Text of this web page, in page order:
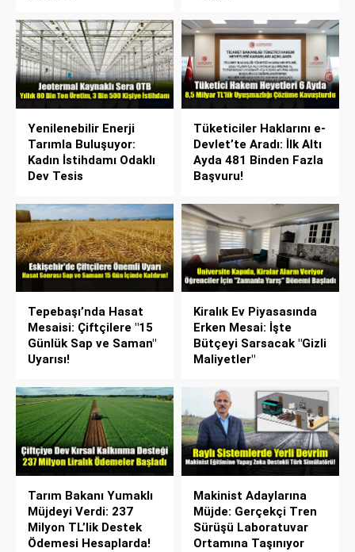
Yenilenebilir Enerji
Tarımla Buluşuyor:
Kadın İstihdamı Odaklı
Dev Tesis
Tüketiciler Haklarını e-
Devlet’te Aradı: İlk Altı
Ayda 481 Binden Fazla
Başvuru!
Tepebaşı’nda Hasat
Mesaisi: Çiftçilere "15
Günlük Sap ve Saman"
Uyarısı!
Kiralık Ev Piyasasında
Erken Mesai: İşte
Bütçeyi Sarsacak "Gizli
Maliyetler"
Tarım Bakanı Yumaklı
Müjdeyi Verdi: 237
Milyon TL’lik Destek
Ödemesi Hesaplarda!
Makinist Adaylarına
Müjde: Gerçekçi Tren
Sürüşü Laboratuvar
Ortamına Taşınıyor